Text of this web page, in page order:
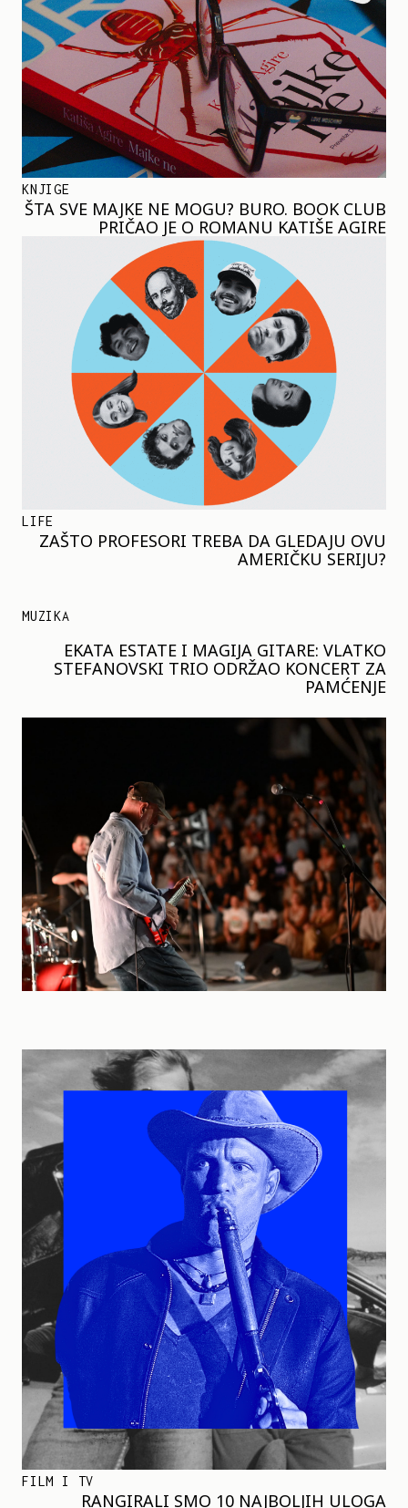
KNJIGE
ŠTA SVE MAJKE NE MOGU? BURO. BOOK CLUB
PRIČAO JE O ROMANU KATIŠE AGIRE
LIFE
ZAŠTO PROFESORI TREBA DA GLEDAJU OVU
AMERIČKU SERIJU?
MUZIKA
EKATA ESTATE I MAGIJA GITARE: VLATKO
STEFANOVSKI TRIO ODRŽAO KONCERT ZA
PAMĆENJE
FILM I TV
RANGIRALI SMO 10 NAJBOLJIH ULOGA